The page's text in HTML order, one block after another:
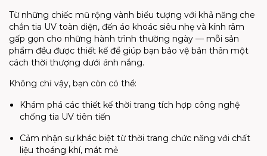
Từ những chiếc mũ rộng vành biểu tượng với khả năng che
chắn tia UV toàn diện, đến áo khoác siêu nhẹ và kính râm
gấp gọn cho những hành trình thường ngày — mỗi sản
phẩm đều được thiết kế để giúp bạn bảo vệ bản thân một
cách thời thượng dưới ánh nắng.
Không chỉ vậy, bạn còn có thể:
Khám phá các thiết kế thời trang tích hợp công nghệ
chống tia UV tiên tiến
Cảm nhận sự khác biệt từ thời trang chức năng với chất
liệu thoáng khí, mát mẻ